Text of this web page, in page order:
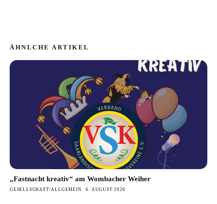
ÄHNLCHE ARTIKEL
„Fastnacht kreativ“ am Wombacher Weiher
GESELLSCHAFT/ALLGEMEIN 6. AUGUST 2026